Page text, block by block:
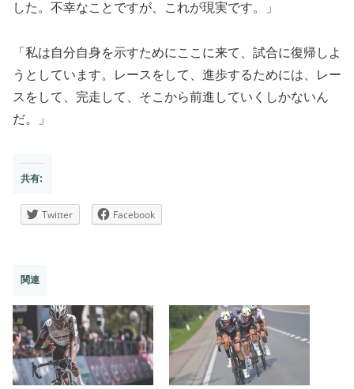
した。不幸なことですが、これが現実です。」
「私は自分自身を示すためにここに来て、試合に復帰しよ
うとしています。レースをして、進歩するためには、レー
スをして、完走して、そこから前進していくしかないん
だ。」
共有:
Twitter Facebook
関連